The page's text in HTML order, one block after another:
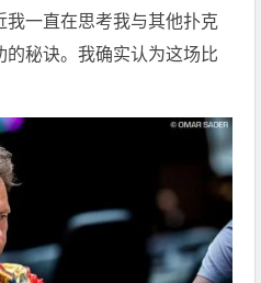
我一直在思考我与其他扑克
秘诀。我确实认为这场比